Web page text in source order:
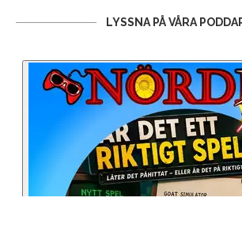
LYSSNA PÅ VÅRA